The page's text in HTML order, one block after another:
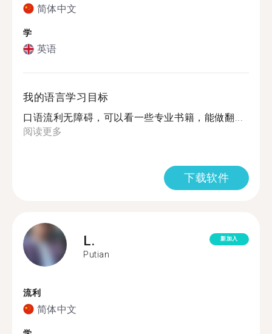
简体中文
学
英语
我的语言学习目标
口语流利无障碍，可以看一些专业书籍，能做翻...
阅读更多
下载软件
L.
Putian
新加入
流利
简体中文